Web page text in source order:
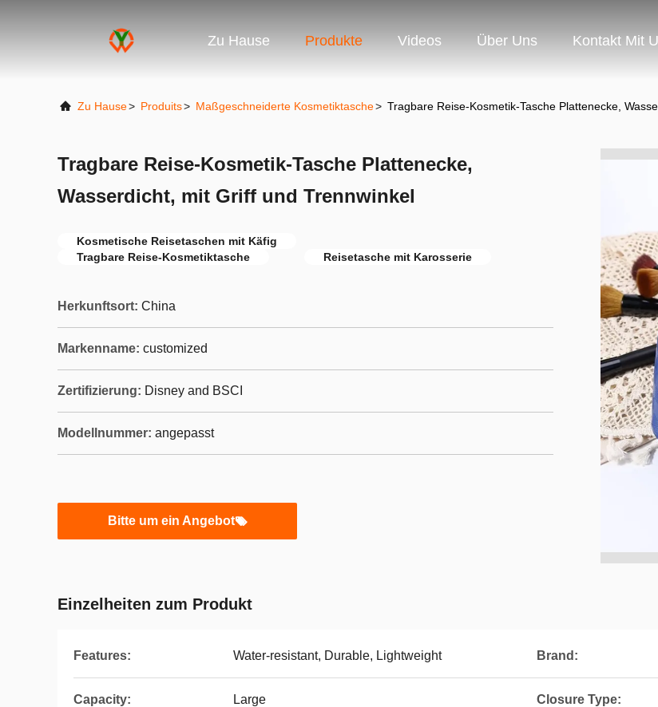
Zu Hause Produkte Videos Über Uns Kontakt Mit
Zu Hause> Produits> Maßgeschneiderte Kosmetiktasche> Tragbare Reise-Kosmetik-Tasche Plattenecke,
Tragbare Reise-Kosmetik-Tasche Plattenecke,
Wasserdicht, mit Griff und Trennwinkel
Kosmetische Reisetaschen mit Käfig
Tragbare Reise-Kosmetiktasche
Reisetasche mit Karosserie
Herkunftsort: China
Markenname: customized
Zertifizierung: Disney and BSCI
Modellnummer: angepasst
Bitte um ein Angebot
Einzelheiten zum Produkt
Features: Water-resistant, Durable, Lightweight Brand:
Capacity: Large Closure Type: